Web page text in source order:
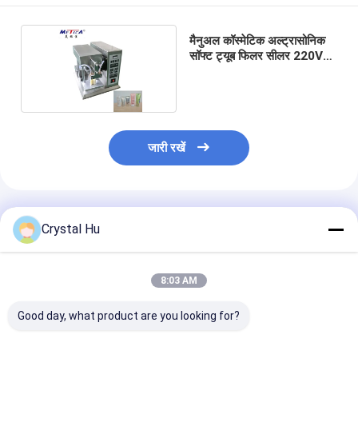
मैनुअल कॉस्मेटिक अल्ट्रासोनिक
सॉफ्ट ट्यूब फिलर सीलर 220V
जारी रखें
अनुशंसित उत्पाद
Crystal Hu
8:03 AM
Good day, what product are you looking for?